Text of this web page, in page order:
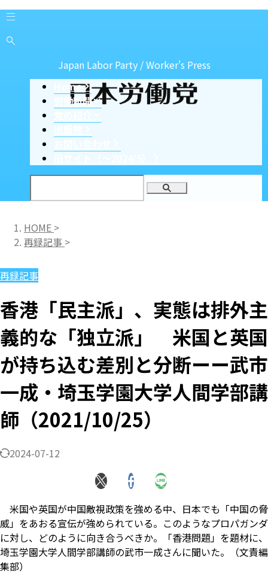
Japan Labor Party / Worker's Press
Home
労働新聞
HOME >
再録記事 >
再録記事
香港「民主派」、実態は排外主
義的な「独立派」 米国と英国
が持ち込む差別と分断ーー武市
一成・埼玉学園大学人間学部講
師（2021/10/25）
2024-07-12
米国や英国が中国敵視政策を強める中、日本でも「中国の脅
威」をあおる宣伝が強められている。このようなプロパガンダ
に対し、どのように向き合うべきか。「香港問題」を題材に、
埼玉学園大学人間学部講師の武市一成さんに聞いた。（文責編
集部）